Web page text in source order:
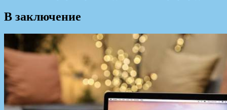
В заключение